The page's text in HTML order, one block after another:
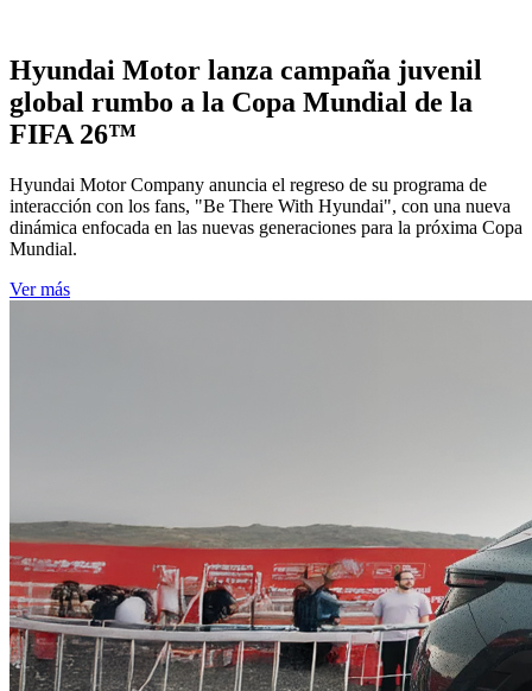
Hyundai Motor lanza campaña juvenil
global rumbo a la Copa Mundial de la
FIFA 26™
Hyundai Motor Company anuncia el regreso de su programa de
interacción con los fans, "Be There With Hyundai", con una nueva
dinámica enfocada en las nuevas generaciones para la próxima Copa
Mundial.
Ver más